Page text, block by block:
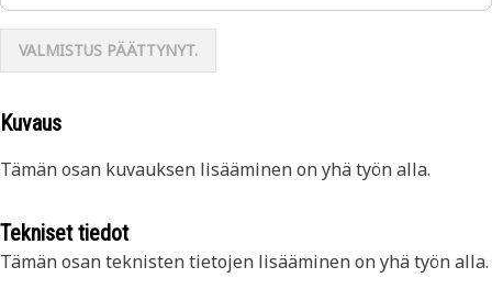
VALMISTUS PÄÄTTYNYT.
Kuvaus
Tämän osan kuvauksen lisääminen on yhä työn alla.
Tekniset tiedot
Tämän osan teknisten tietojen lisääminen on yhä työn alla.